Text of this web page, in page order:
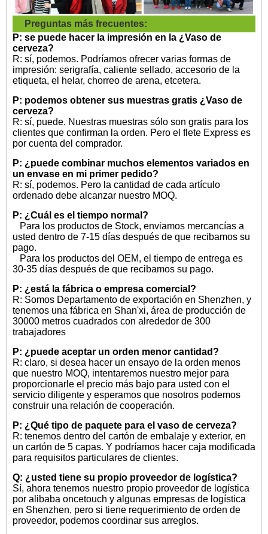
Preguntas más frecuentes:
P: se puede hacer la impresión en la ¿Vaso de
cerveza?
R: sí, podemos. Podríamos ofrecer varias formas de
impresión: serigrafía, caliente sellado, accesorio de la
etiqueta, el helar, chorreo de arena, etcetera.
P: podemos obtener sus muestras gratis ¿Vaso de
cerveza?
R: sí, puede. Nuestras muestras sólo son gratis para los
clientes que confirman la orden. Pero el flete Express es
por cuenta del comprador.
P: ¿puede combinar muchos elementos variados en
un envase en mi primer pedido?
R: sí, podemos. Pero la cantidad de cada artículo
ordenado debe alcanzar nuestro MOQ.
P: ¿Cuál es el tiempo normal?
Para los productos de Stock, enviamos mercancías a
usted dentro de 7-15 días después de que recibamos su
pago.
Para los productos del OEM, el tiempo de entrega es
30-35 días después de que recibamos su pago.
P: ¿está la fábrica o empresa comercial?
R: Somos Departamento de exportación en Shenzhen, y
tenemos una fábrica en Shan'xi, área de producción de
30000 metros cuadrados con alrededor de 300
trabajadores
P: ¿puede aceptar un orden menor cantidad?
R: claro, si desea hacer un ensayo de la orden menos
que nuestro MOQ, intentaremos nuestro mejor para
proporcionarle el precio más bajo para usted con el
servicio diligente y esperamos que nosotros podemos
construir una relación de cooperación.
P: ¿Qué tipo de paquete para el vaso de cerveza?
R: tenemos dentro del cartón de embalaje y exterior, en
un cartón de 5 capas. Y podríamos hacer caja modificada
para requisitos particulares de clientes.
Q: ¿usted tiene su propio proveedor de logística?
Sí, ahora tenemos nuestro propio proveedor de logística
por alibaba oncetouch y algunas empresas de logística
en Shenzhen, pero si tiene requerimiento de orden de
proveedor, podemos coordinar sus arreglos.